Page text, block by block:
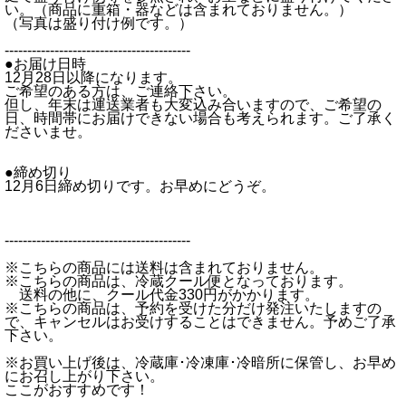
い。（商品に重箱・器などは含まれておりません。）
（写真は盛り付け例です。）
-----------------------------------------
●お届け日時
12月28日以降になります。
ご希望のある方は、ご連絡下さい。
但し、年末は運送業者も大変込み合いますので、ご希望の
日、時間帯にお届けできない場合も考えられます。ご了承く
ださいませ。
●締め切り
12月6日締め切りです。お早めにどうぞ。
-----------------------------------------
※こちらの商品には送料は含まれておりません。
※こちらの商品は、冷蔵クール便となっております。
送料の他に、クール代金330円がかかります。
※こちらの商品は、予約を受けた分だけ発注いたしますの
で、キャンセルはお受けすることはできません。予めご了承
下さい。
※お買い上げ後は、冷蔵庫･冷凍庫･冷暗所に保管し、お早め
にお召し上がり下さい。
ここがおすすめです！